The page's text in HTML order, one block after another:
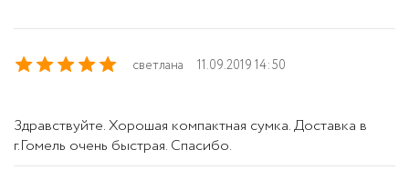
светлана 11.09.2019 14:50
Здравствуйте. Хорошая компактная сумка. Доставка в
г.Гомель очень быстрая. Спасибо.